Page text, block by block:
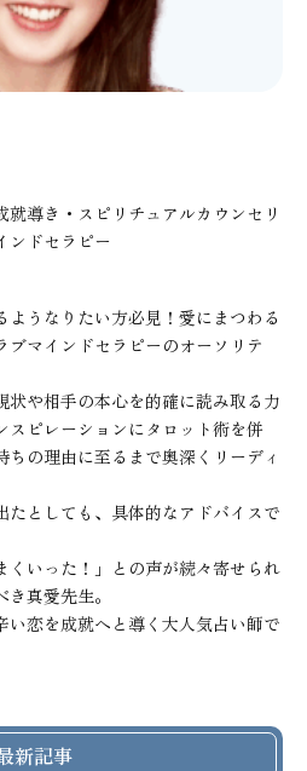
導き・スピリチュアルカウンセリ
ンドセラピー
ようなりたい方必見！愛にまつわる
ブマインドセラピーのオーソリテ
状や相手の本心を的確に読み取る力
スピレーションにタロット術を併
の理由に至るまで奥深くリーディ
たとしても、具体的なアドバイスで
くいった！」との声が続々寄せられ
真愛先生。
い恋を成就へと導く大人気占い師で
新記事